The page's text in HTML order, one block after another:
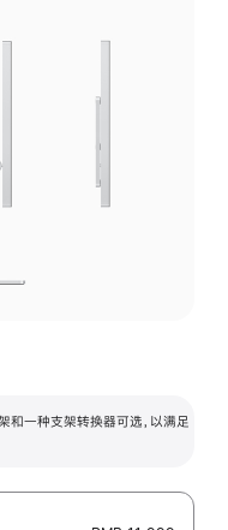
一种支架转换器可选，以满足